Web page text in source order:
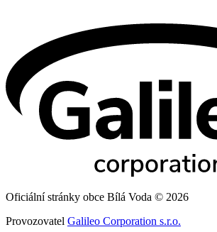
Oficiální stránky obce Bílá Voda © 2026
Provozovatel Galileo Corporation s.r.o.